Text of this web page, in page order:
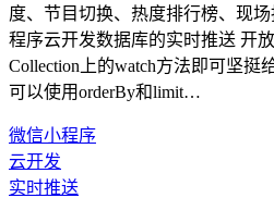
度、节目切换、热度排行榜、现
程序云开发数据库的实时推送 开
Collection上的watch方法即可坚挺
可以使用orderBy和limit…
微信小程序
云开发
实时推送